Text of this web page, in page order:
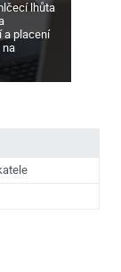
lhůta
a placení
na